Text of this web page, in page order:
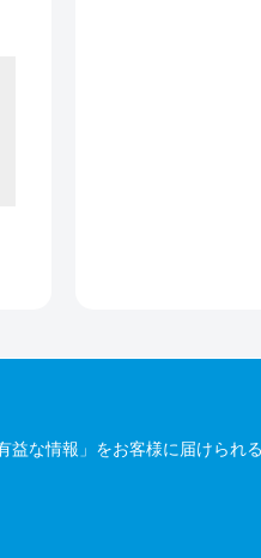
な情報」をお客様に届けられ